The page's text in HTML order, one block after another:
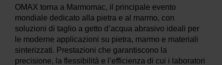
OMAX torna a Marmomac, il principale evento
mondiale dedicato alla pietra e al marmo, con
soluzioni di taglio a getto d’acqua abrasivo ideali per
le moderne applicazioni su pietra, marmo e materiali
sinterizzati. Prestazioni che garantiscono la
precisione, la flessibilità e l’efficienza di cui i laboratori